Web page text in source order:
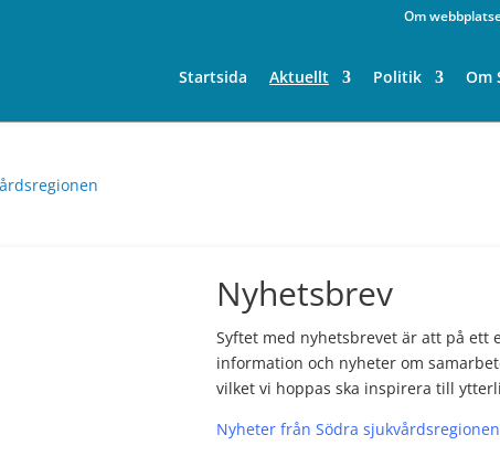
Om
Startsida Aktuellt Politik Om
Nyhetsbrev
Syftet med nyhetsbrevet är att på ett
information och nyheter om
vilket vi hoppas ska inspirera till
Nyheter från Södra